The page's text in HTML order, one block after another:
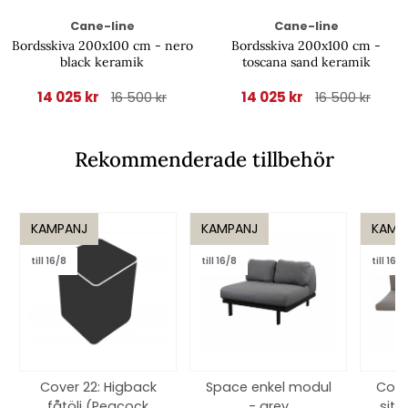
Cane-line
Bordsskiva 200x100 cm - nero
black keramik
14 025 kr 16 500 kr
Cane-line
Bordsskiva 200x100 cm -
toscana sand keramik
14 025 kr 16 500 kr
Rekommenderade tillbehör
KAMPANJ
till 16/8
Cover 22: Higback
KAMPANJ
till 16/8
Space enkel modul
till 16/8